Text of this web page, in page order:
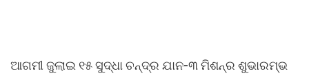
ଆଗମୀ ଜୁଲାଇ ୧୫ ସୁଦ୍ଧା ଚନ୍ଦ୍ର ଯାନ-୩ ମିଶନ୍‍ର ଶୁଭାରମ୍ଭ